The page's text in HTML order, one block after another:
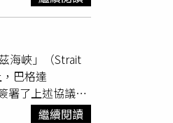
的產業將面臨風
用中國材料，
報導補充，美
，並以低價產
球貿易規則，
）已開發出名
更便宜。Ucore
能貿易協議，
、俄羅斯或中
之際，華府正
）的聯邦參
限制自身核子計
Energy
萬」，讓蕭景鴻
，還有這麼多
傘深情演唱，
送上由歌迷準
祖，因此特別
的舞台！」蕭景
海峽」（Strait
巴格達
署了上述協議。
Oil Company）
繼續閱讀